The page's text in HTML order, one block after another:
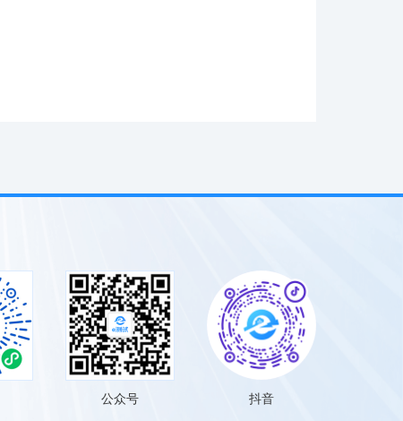
公众号 抖音